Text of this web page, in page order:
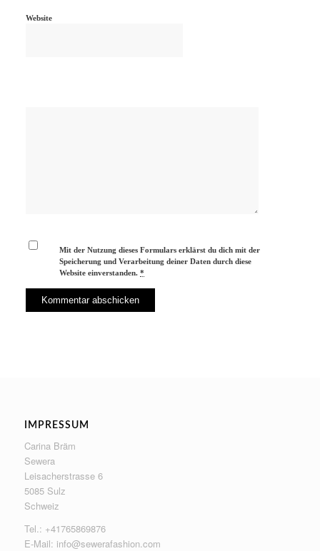
Website
Mit der Nutzung dieses Formulars erklärst du dich mit der
Speicherung und Verarbeitung deiner Daten durch diese
Website einverstanden.*
IMPRESSUM
Carina Bräm
Sewera
Leisacherstrasse 6
5085 Sulz
Schweiz
Tel.: +41765869876
E-Mail: info@sewerafashion.com